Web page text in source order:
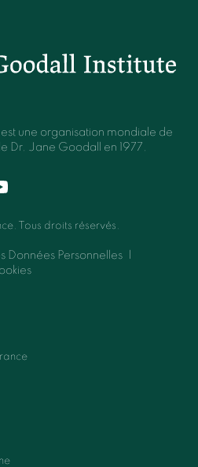
une organisation mondiale de
Dr. Jane Goodall en 1977.
Tous droits réservés.
Données Personnelles